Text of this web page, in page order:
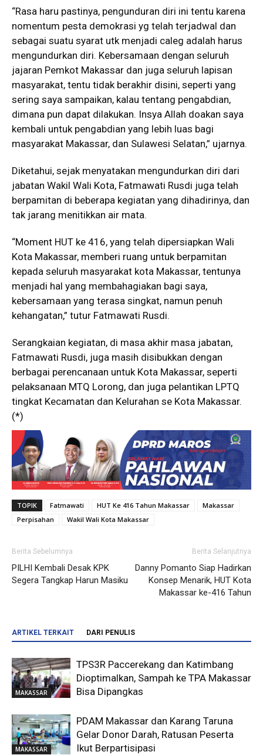
“Rasa haru pastinya, pengunduran diri ini tentu karena
nomentum pesta demokrasi yg telah terjadwal dan
sebagai suatu syarat utk menjadi caleg adalah harus
mengundurkan diri. Kebersamaan dengan seluruh
jajaran Pemkot Makassar dan juga seluruh lapisan
masyarakat, tentu tidak berakhir disini, seperti yang
sering saya sampaikan, kalau tentang pengabdian,
dimana pun dapat dilakukan. Insya Allah doakan saya
kembali untuk pengabdian yang lebih luas bagi
masyarakat Makassar, dan Sulawesi Selatan,” ujarnya.
Diketahui, sejak menyatakan mengundurkan diri dari
jabatan Wakil Wali Kota, Fatmawati Rusdi juga telah
berpamitan di beberapa kegiatan yang dihadirinya, dan
tak jarang menitikkan air mata.
“Moment HUT ke 416, yang telah dipersiapkan Wali
Kota Makassar, memberi ruang untuk berpamitan
kepada seluruh masyarakat kota Makassar, tentunya
menjadi hal yang membahagiakan bagi saya,
kebersamaan yang terasa singkat, namun penuh
kehangatan,” tutur Fatmawati Rusdi.
Serangkaian kegiatan, di masa akhir masa jabatan,
Fatmawati Rusdi, juga masih disibukkan dengan
berbagai perencanaan untuk Kota Makassar, seperti
pelaksanaan MTQ Lorong, dan juga pelantikan LPTQ
tingkat Kecamatan dan Kelurahan se Kota Makassar.
(*)
TOPIK Fatmawati HUT Ke 416 Tahun Makassar
Makassar
Perpisahan
Wakil Wali Kota Makassar
Berita Sebelumnya
PILHI Kembali Desak KPK
Segera Tangkap Harun Masiku
Berita Selanjutnya
Danny Pomanto Siap Hadirkan
Konsep Menarik, HUT Kota
Makassar ke-416 Tahun
ARTIKEL TERKAIT DARI PENULIS
MAKASSAR
TPS3R Paccerekang dan Katimbang
Dioptimalkan, Sampah ke TPA Makassar
Bisa Dipangkas
MAKASSAR
PDAM Makassar dan Karang Taruna
Gelar Donor Darah, Ratusan Peserta
Ikut Berpartisipasi